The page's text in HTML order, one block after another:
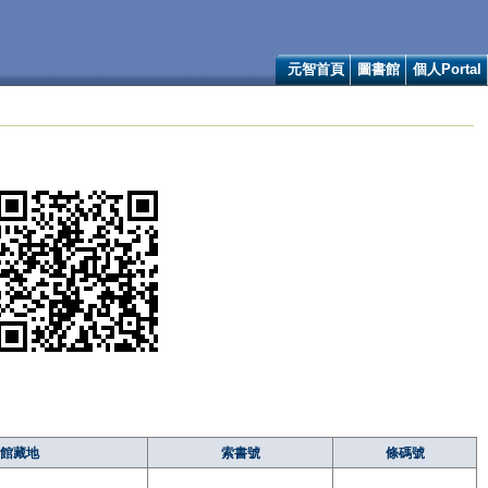
元智首頁 圖書館 個人Portal
館藏地 索書號 條碼號